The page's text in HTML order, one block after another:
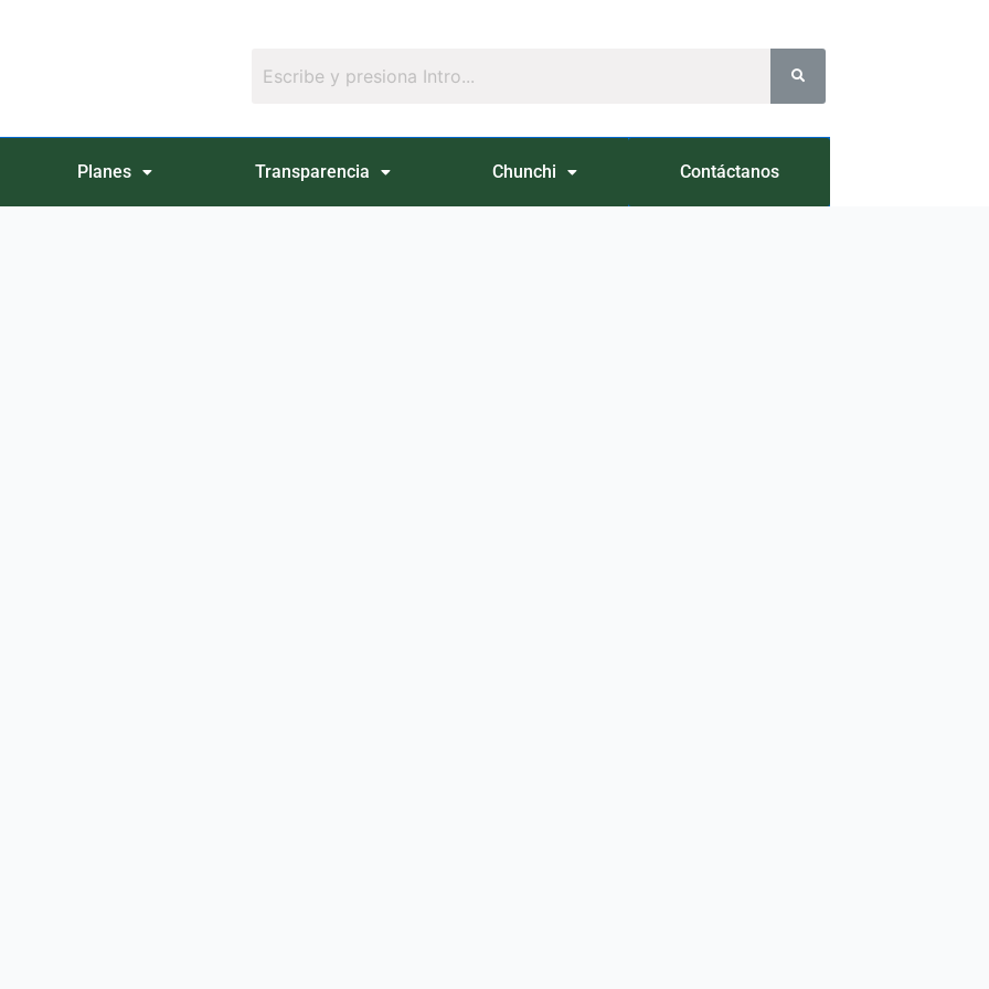
Planes Transparencia Chunchi Contáctanos